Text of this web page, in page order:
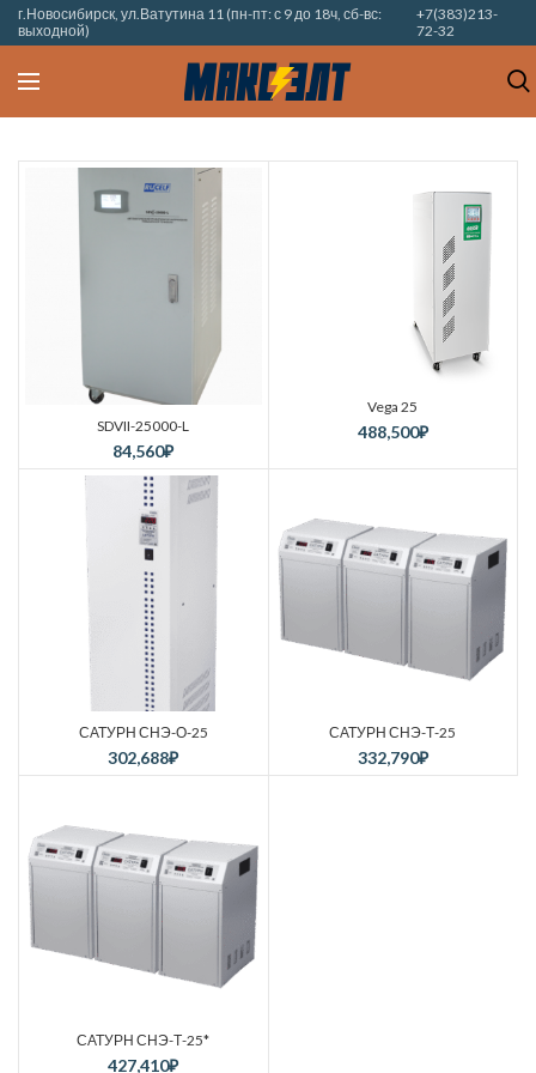
г.Новосибирск, ул.Ватутина 11 (пн-пт: с 9 до 18ч, сб-вс:
выходной)
+7(383)213-
72-32
SDVII-25000-L
84,560₽
Vega 25
488,500₽
САТУРН СНЭ-О-25
302,688₽
САТУРН СНЭ-Т-25
332,790₽
САТУРН СНЭ-Т-25*
427,410₽